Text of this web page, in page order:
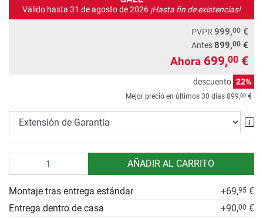
Válido hasta 31 de agosto de 2026 ¡Hasta fin de existencias!
PVPR 999,00 €
Antes899,00 €
Ahora 699,00 €
descuento 22%
Mejor precio en últimos 30 días 899,00 €
AÑADIR AL CARRITO
Montaje tras entrega estándar +69,95 €
Entrega dentro de casa
+90,00 €